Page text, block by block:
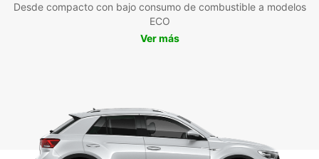
Desde compacto con bajo consumo de combustible a modelos
ECO
Ver más